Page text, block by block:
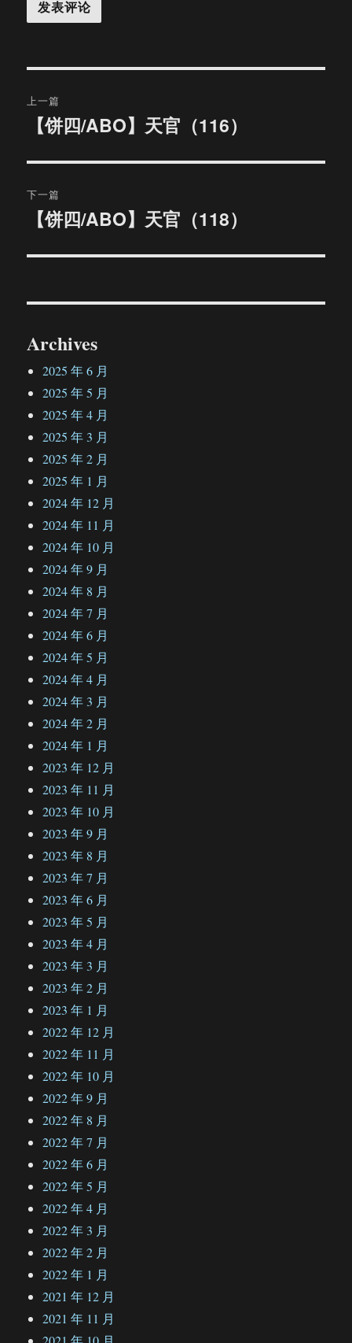
章
航
上一篇
文
章：
【饼四/ABO】天官（116）
下一篇
文
【饼四/ABO】天官（118）
Archives
2025 年 6 月
2025 年 5 月
2025 年 4 月
2025 年 3 月
2025 年 2 月
2025 年 1 月
2024 年 12 月
2024 年 11 月
2024 年 10 月
2024 年 9 月
2024 年 8 月
2024 年 7 月
2024 年 6 月
2024 年 5 月
2024 年 4 月
2024 年 3 月
2024 年 2 月
2024 年 1 月
2023 年 12 月
2023 年 11 月
2023 年 10 月
2023 年 9 月
2023 年 8 月
2023 年 7 月
2023 年 6 月
2023 年 5 月
2023 年 4 月
2023 年 3 月
2023 年 2 月
2023 年 1 月
2022 年 12 月
2022 年 11 月
2022 年 10 月
2022 年 9 月
2022 年 8 月
2022 年 7 月
2022 年 6 月
2022 年 5 月
2022 年 4 月
2022 年 3 月
2022 年 2 月
2022 年 1 月
2021 年 12 月
2021 年 11 月